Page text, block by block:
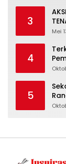
3
Mei
4
5